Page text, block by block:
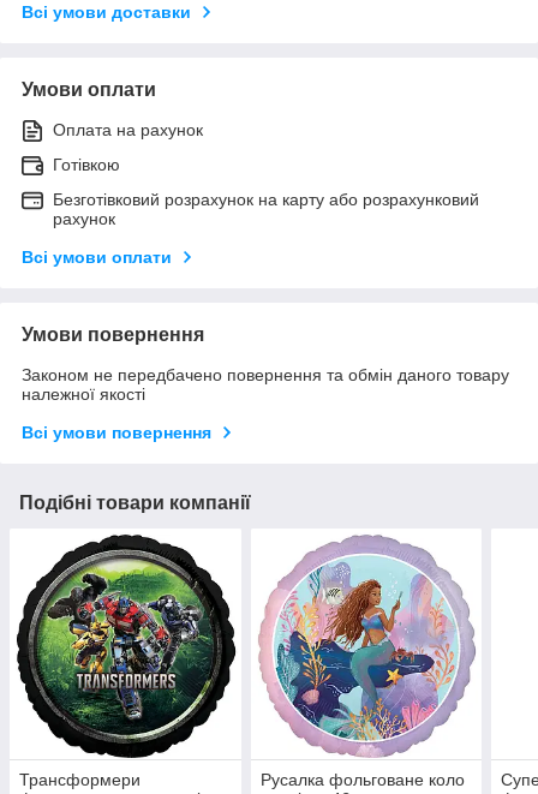
Всі умови доставки
Умови оплати
Оплата на рахунок
Готівкою
Безготівковий розрахунок на карту або розрахунковий
рахунок
Всі умови оплати
Умови повернення
Законом не передбачено повернення та обмін даного товару
належної якості
Всі умови повернення
Подібні товари компанії
Трансформери
Русалка фольговане коло